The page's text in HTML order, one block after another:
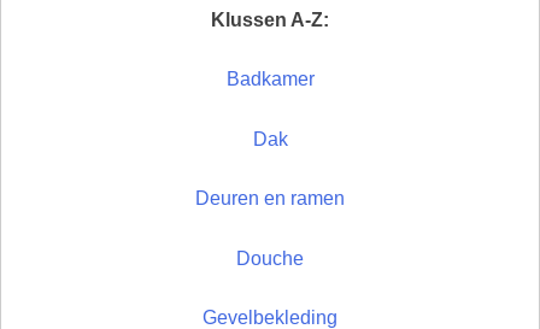
Klussen A-Z:
Badkamer
Dak
Deuren en ramen
Douche
Gevelbekleding